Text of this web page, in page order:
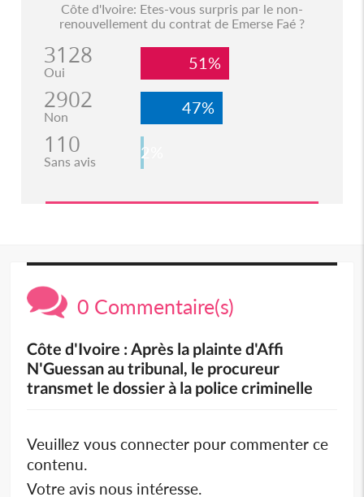
Côte d'Ivoire: Etes-vous surpris par le non-
renouvellement du contrat de Emerse Faé ?
3128
Oui 51%
2902
Non 47%
110
Sans avis 2%
0 Commentaire(s)
Côte d'Ivoire : Après la plainte d'Affi
N'Guessan au tribunal, le procureur
transmet le dossier à la police criminelle
Veuillez vous connecter pour commenter ce
contenu.
Votre avis nous intéresse.